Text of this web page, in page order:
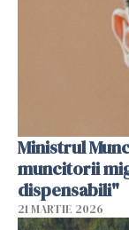
Ministrul
muncitorii
dispensabili"
21 MARTIE 2026